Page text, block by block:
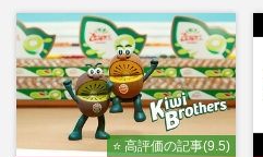
⭐ 高評価の記事(9.5)